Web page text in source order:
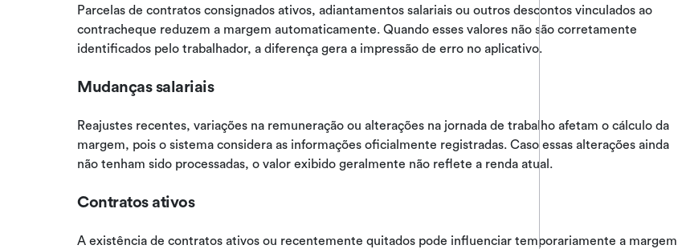
Parcelas de contratos consignados ativos, adiantamentos salariais ou outros descontos vinculados ao
contracheque reduzem a margem automaticamente. Quando esses valores não são corretamente
identificados pelo trabalhador, a diferença gera a impressão de erro no aplicativo.
Mudanças salariais
Reajustes recentes, variações na remuneração ou alterações na jornada de trabalho afetam o cálculo da
margem, pois o sistema considera as informações oficialmente registradas. Caso essas alterações ainda
não tenham sido processadas, o valor exibido geralmente não reflete a renda atual.
Contratos ativos
A existência de contratos ativos ou recentemente quitados pode influenciar temporariamente a margem